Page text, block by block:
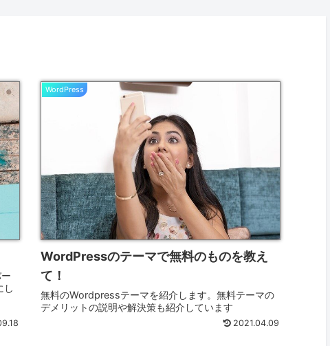
し
WordPress
WordPressのテーマで無料のものを教え
て！
無料のWordpressテーマを紹介します。無料テーマの
デメリットの説明や解決策も紹介しています
2021.04.09